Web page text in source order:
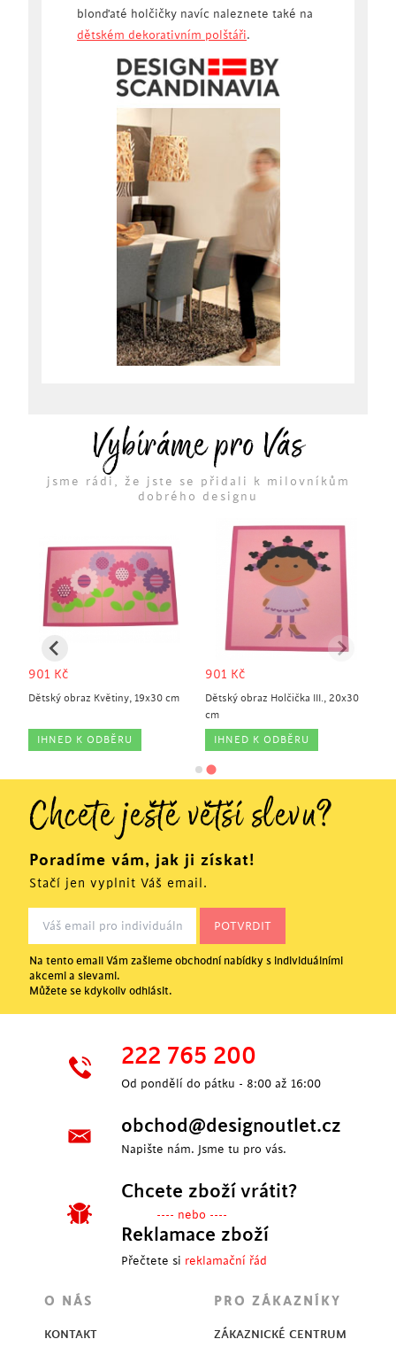
blonďaté holčičky navíc naleznete také na
dětském dekorativním polštáři.
Vybíráme pro Vás
jsme rádi, že jste se přidali k milovníkům
dobrého designu
901 Kč
Dětský obraz Květiny, 19x30 cm
IHNED K ODBĚRU
901 Kč
Dětský obraz Holčička III., 20x30
cm
IHNED K ODBĚRU
Chcete ještě větší slevu?
Poradíme vám, jak ji získat!
Stačí jen vyplnit Váš email.
Na tento email Vám zašleme obchodní nabídky s individuálními
akcemi a slevami.
Můžete se kdykoliv odhlásit.
222 765 200
Od pondělí do pátku - 8:00 až 16:00
obchod@designoutlet.cz
Napište nám. Jsme tu pro vás.
Chcete zboží vrátit?
---- nebo ----
Reklamace zboží
Přečtete si reklamační řád
O NÁS
KONTAKT
PRO ZÁKAZNÍKY
ZÁKAZNICKÉ CENTRUM